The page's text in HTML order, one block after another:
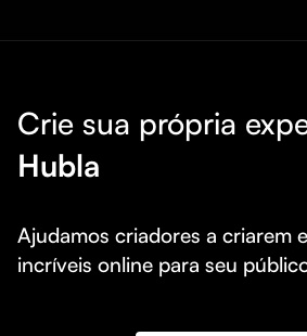
Crie sua própria
Hubla
Ajudamos criadores a criarem
incríveis online para seu